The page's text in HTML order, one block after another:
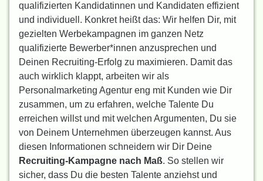
qualifizierten Kandidatinnen und Kandidaten effizient
und individuell. Konkret heißt das: Wir helfen Dir, mit
gezielten Werbekampagnen im ganzen Netz
qualifizierte Bewerber*innen anzusprechen und
Deinen Recruiting-Erfolg zu maximieren. Damit das
auch wirklich klappt, arbeiten wir als
Personalmarketing Agentur eng mit Kunden wie Dir
zusammen, um zu erfahren, welche Talente Du
erreichen willst und mit welchen Argumenten, Du sie
von Deinem Unternehmen überzeugen kannst. Aus
diesen Informationen schneidern wir Dir Deine
Recruiting-Kampagne nach Maß. So stellen wir
sicher, dass Du die besten Talente anziehst und